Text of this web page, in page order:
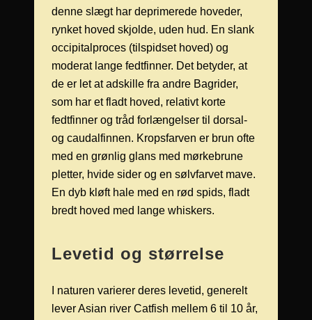
denne slægt har deprimerede hoveder,
rynket hoved skjolde, uden hud. En slank
occipitalproces (tilspidset hoved) og
moderat lange fedtfinner. Det betyder, at
de er let at adskille fra andre Bagrider,
som har et fladt hoved, relativt korte
fedtfinner og tråd forlængelser til dorsal-
og caudalfinnen. Kropsfarven er brun ofte
med en grønlig glans med mørkebrune
pletter, hvide sider og en sølvfarvet mave.
En dyb kløft hale med en rød spids, fladt
bredt hoved med lange whiskers.
Levetid og størrelse
I naturen varierer deres levetid, generelt
lever Asian river Catfish mellem 6 til 10 år,